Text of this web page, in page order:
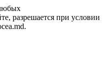
разрешается при условии